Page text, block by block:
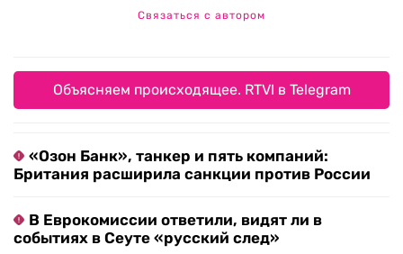
Связаться с автором
Объясняем происходящее. RTVI в Telegram
«Озон Банк», танкер и пять компаний:
Британия расширила санкции против России
В Еврокомиссии ответили, видят ли в
событиях в Сеуте «русский след»